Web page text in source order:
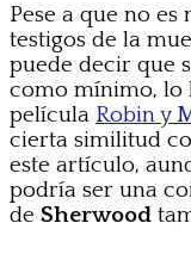
Pese a que no
testigos de la
puede decir que
como mínimo, lo
película Robin y
cierta similitud
este artículo,
podría ser una
de Sherwood